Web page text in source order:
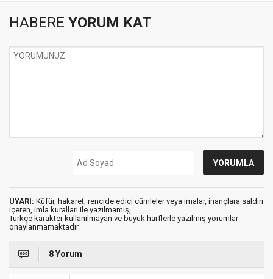
HABERE YORUM KAT
UYARI: Küfür, hakaret, rencide edici cümleler veya imalar, inançlara saldırı
içeren, imla kuralları ile yazılmamış,
Türkçe karakter kullanılmayan ve büyük harflerle yazılmış yorumlar
onaylanmamaktadır.
8 Yorum